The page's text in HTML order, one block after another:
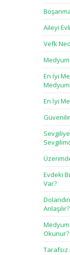
Aileyi
Vefk
Medyum
En İyi
En İyi
Evdeki
Var?
Anlaşılır?
Okunur?